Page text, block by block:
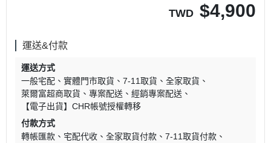
TWD $4,900
運送&付款
運送方式
一般宅配
實體門市取貨 7-11取貨
全家取貨
萊爾富超商取貨
專案配送
經銷專案配送
【電子出貨】CHR帳號授權轉移
付款方式
轉帳匯款
宅配代收 全家取貨付款
7-11取貨付款